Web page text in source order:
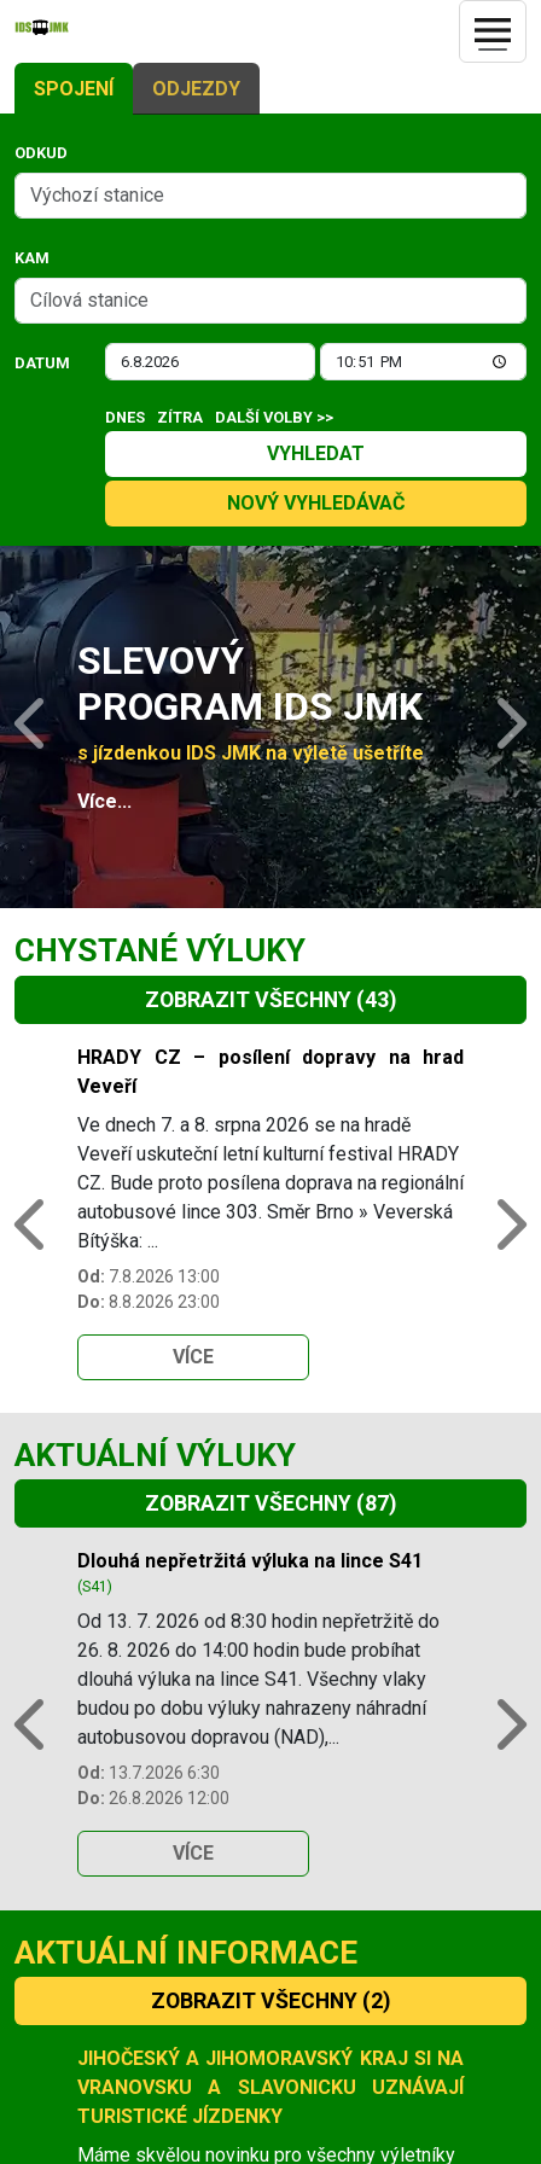
SPOJENÍ ODJEZDY
ODKUD
KAM
DATUM
DNES ZÍTRA DALŠÍ VOLBY >>
VYHLEDAT
NOVÝ VYHLEDÁVAČ
Slide 1 of 4
SLEVOVÝ
PROGRAM IDS JMK
s jízdenkou IDS JMK na výletě ušetříte
Více...
Previous
CHYSTANÉ VÝLUKY
ZOBRAZIT VŠECHNY (43)
Slide 1 of 43
HRADY CZ – posílení dopravy na hrad
Veveří
Ve dnech 7. a 8. srpna 2026 se na hradě
Veveří uskuteční letní kulturní festival HRADY
CZ. Bude proto posílena doprava na regionální
autobusové lince 303. Směr Brno » Veverská
Bítýška: ...
Od: 7.8.2026 13:00
Do: 8.8.2026 23:00
VÍCE
Previous
AKTUÁLNÍ VÝLUKY
ZOBRAZIT VŠECHNY (87)
Slide 1 of 87
Dlouhá nepřetržitá výluka na lince S41
(S41)
Od 13. 7. 2026 od 8:30 hodin nepřetržitě do
26. 8. 2026 do 14:00 hodin bude probíhat
dlouhá výluka na lince S41. Všechny vlaky
budou po dobu výluky nahrazeny náhradní
autobusovou dopravou (NAD),...
Od: 13.7.2026 6:30
Do: 26.8.2026 12:00
VÍCE
Previous
AKTUÁLNÍ INFORMACE
ZOBRAZIT VŠECHNY (2)
Slide 1 of 2
JIHOČESKÝ A JIHOMORAVSKÝ KRAJ SI NA
VRANOVSKU A SLAVONICKU UZNÁVAJÍ
TURISTICKÉ JÍZDENKY
Máme skvělou novinku pro všechny výletníky